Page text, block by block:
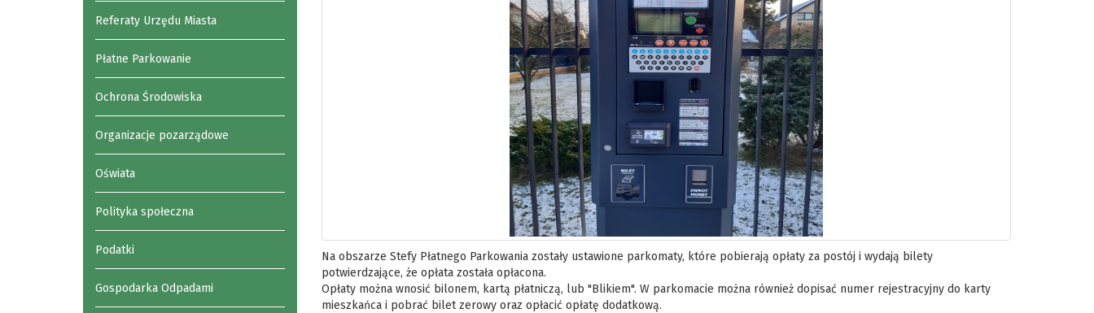
Referaty Urzędu Miasta
Płatne Parkowanie
Ochrona Środowiska
Organizacje pozarządowe
Oświata
Polityka społeczna
Podatki
Gospodarka Odpadami
Na obszarze Stefy Płatnego Parkowania zostały ustawione parkomaty, które pobierają opłaty za postój i wydają bilety
potwierdzające, że opłata została opłacona.
Opłaty można wnosić bilonem, kartą płatniczą, lub "Blikiem". W parkomacie można również dopisać numer rejestracyjny do karty
mieszkańca i pobrać bilet zerowy oraz opłacić opłatę dodatkową.